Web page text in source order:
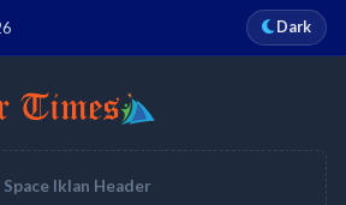
Dark
Space Iklan Header